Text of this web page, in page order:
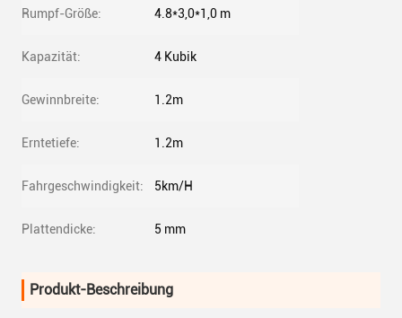
Rumpf-Größe: 4.8*3,0*1,0 m
Kapazität: 4 Kubik
Gewinnbreite: 1.2m
Erntetiefe: 1.2m
Fahrgeschwindigkeit: 5km/H
Plattendicke: 5 mm
Produkt-Beschreibung